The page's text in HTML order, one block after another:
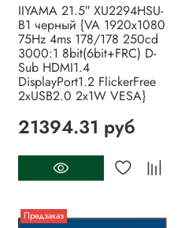
IIYAMA 21.5″ XU2294HSU-
B1 черный {VA 1920x1080
75Hz 4ms 178/178 250cd
3000:1 8bit(6bit+FRC) D-
Sub HDMI1.4
DisplayPort1.2 FlickerFree
2xUSB2.0 2x1W VESA}
21394.31 руб
Предзаказ